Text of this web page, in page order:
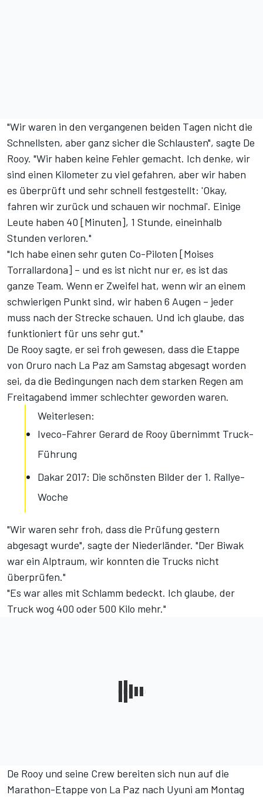
"Wir waren in den vergangenen beiden Tagen nicht die
Schnellsten, aber ganz sicher die Schlausten", sagte De
Rooy. "Wir haben keine Fehler gemacht. Ich denke, wir
sind einen Kilometer zu viel gefahren, aber wir haben
es überprüft und sehr schnell festgestellt: 'Okay,
fahren wir zurück und schauen wir nochmal'. Einige
Leute haben 40 [Minuten], 1 Stunde, eineinhalb
Stunden verloren."
"Ich habe einen sehr guten Co-Piloten [Moises
Torrallardona] – und es ist nicht nur er, es ist das
ganze Team. Wenn er Zweifel hat, wenn wir an einem
schwierigen Punkt sind, wir haben 6 Augen – jeder
muss nach der Strecke schauen. Und ich glaube, das
funktioniert für uns sehr gut."
De Rooy sagte, er sei froh gewesen, dass die Etappe
von Oruro nach La Paz am Samstag abgesagt worden
sei, da die Bedingungen nach dem starken Regen am
Freitagabend immer schlechter geworden waren.
Weiterlesen:
Iveco-Fahrer Gerard de Rooy übernimmt Truck-
Führung
Dakar 2017: Die schönsten Bilder der 1. Rallye-
Woche
"Wir waren sehr froh, dass die Prüfung gestern
abgesagt wurde", sagte der Niederländer. "Der Biwak
war ein Alptraum, wir konnten die Trucks nicht
überprüfen."
"Es war alles mit Schlamm bedeckt. Ich glaube, der
Truck wog 400 oder 500 Kilo mehr."
De Rooy und seine Crew bereiten sich nun auf die
Marathon-Etappe von La Paz nach Uyuni am Montag